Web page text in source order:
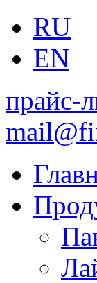
RU
EN
прайс-